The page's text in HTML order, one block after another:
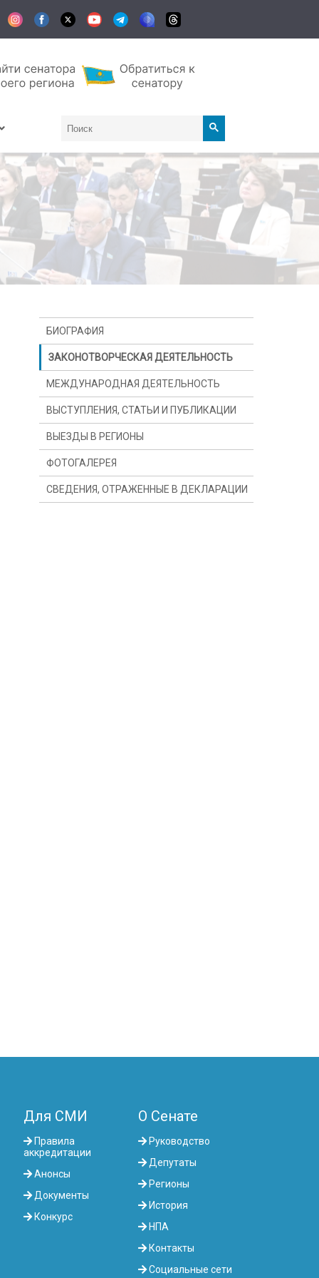
БИОГРАФИЯ
ЗАКОНОТВОРЧЕСКАЯ ДЕЯТЕЛЬНОСТЬ
МЕЖДУНАРОДНАЯ ДЕЯТЕЛЬНОСТЬ
ВЫСТУПЛЕНИЯ, СТАТЬИ И ПУБЛИКАЦИИ
ВЫЕЗДЫ В РЕГИОНЫ
ФОТОГАЛЕРЕЯ
СВЕДЕНИЯ, ОТРАЖЕННЫЕ В ДЕКЛАРАЦИИ
Для СМИ
Правила
аккредитации
Анонсы
Документы
Конкурс
О Сенате
Руководство
Депутаты
Регионы
История
НПА
Контакты
Социальные сети